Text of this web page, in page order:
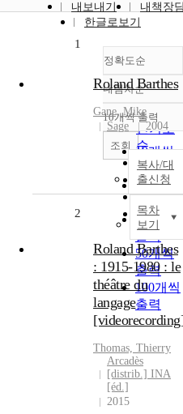
내보내기
내책장
한글로보기
정확도순
정확도
순
인기도
순
연도순
제목순
저자순
발행기
관순
내림차순
내림차
10개씩 출력
10개씩
출력
20개씩
출력
30개씩
출력
50개씩
출력
100개씩
출력
조회
1
Roland Barthes
Gane, Mike
Sage
2004
복사/대
출신청
목차
보기
2
Roland Barthes
: 1915-1980 : le
théâtre du
langage
Thomas, Thierry
Arcadès
[distrib.] INA
[éd.]
2015